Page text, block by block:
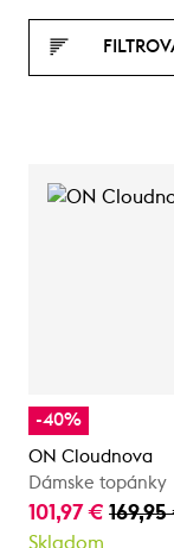
-40%
ON Cloudnova
Dámske topánky
101,97 €
Skladom